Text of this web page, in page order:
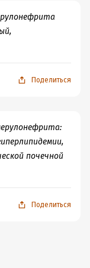
Поделиться
почечной
Поделиться